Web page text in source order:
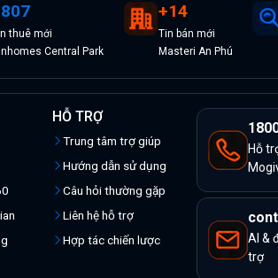
807
thuê mới
Central Park
+14
Tin bán mới
Masteri An Phú
HỖ TRỢ
Trung tâm trợ giúp
Hướng dẫn sử dụng
Câu hỏi thường gặp
Liên hệ hỗ trợ
Hợp tác chiến lược
Hỗ
AI &
trợ